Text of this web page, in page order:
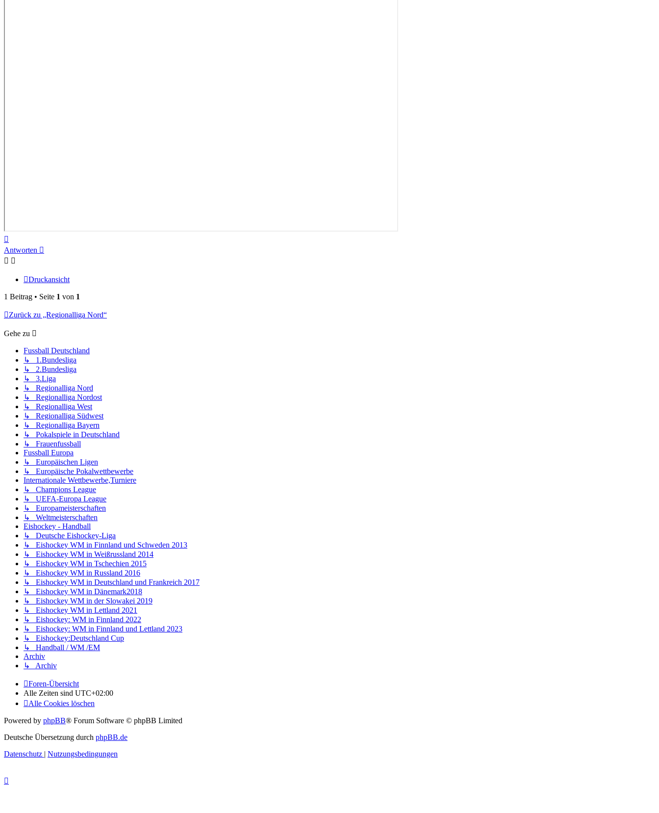
oben
Antworten
Druckansicht
1 Beitrag • Seite 1 von 1
Zurück zu „Regionalliga Nord“
Gehe zu
Fussball Deutschland
↳ 1.Bundesliga
↳ 2.Bundesliga
↳ 3.Liga
↳ Regionalliga Nord
↳ Regionalliga Nordost
↳ Regionalliga West
↳ Regionalliga Südwest
↳ Regionalliga Bayern
↳ Pokalspiele in Deutschland
↳ Frauenfussball
Fussball Europa
↳ Europäischen Ligen
↳ Europäische Pokalwettbewerbe
Internationale Wettbewerbe,Turniere
↳ Champions League
↳ UEFA-Europa League
↳ Europameisterschaften
↳ Weltmeisterschaften
Eishockey - Handball
↳ Deutsche Eishockey-Liga
↳ Eishockey WM in Finnland und Schweden 2013
↳ Eishockey WM in Weißrussland 2014
↳ Eishockey WM in Tschechien 2015
↳ Eishockey WM in Russland 2016
↳ Eishockey WM in Deutschland und Frankreich 2017
↳ Eishockey WM in Dänemark2018
↳ Eishockey WM in der Slowakei 2019
↳ Eishockey WM in Lettland 2021
↳ Eishockey: WM in Finnland 2022
↳ Eishockey: WM in Finnland und Lettland 2023
↳ Eishockey:Deutschland Cup
↳ Handball / WM /EM
Archiv
↳ Archiv
Foren-Übersicht
Alle Zeiten sind UTC+02:00
Alle Cookies löschen
Powered by phpBB® Forum Software © phpBB Limited
Deutsche Übersetzung durch phpBB.de
Datenschutz | Nutzungsbedingungen